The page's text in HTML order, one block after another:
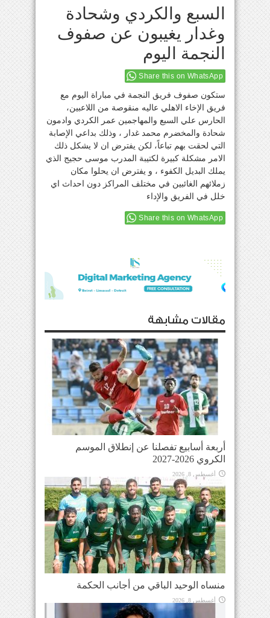
السبع والكردي وشحادة
وغدار يغيبون عن صفوف
النجمة اليوم
Share this on WhatsApp
ستكون صفوف فريق النجمة في مباراة اليوم مع
فريق الإخاء الاهلي عاليه منقوصة من اللاعبين،
الحارس علي السبع والمهاجمين عمر الكردي وادمون
شحادة والمخضرم محمد غدار ، وذلك بداعي الإصابة
التي لحقت بهم تباعاً، لكن يفترض ان لا يشكل ذلك
الامر مشكلة كبيرة لكتيبة المدرب موسى حجيج الذي
يملك البديل الكفوء ، و يفترض ان يحلوا مكان
زملائهم الغائبين في مختلف المراكز دون احداث اي
خلل في الفريق والإداء
Share this on WhatsApp
مقالات مشابهة
أربعة أسابيع تفصلنا عن إنطلاق الموسم
الكروي 2026-2027
أغسطس 8, 2026
منساه الوحيد الباقي من أجانب الحكمة
أغسطس 8, 2026